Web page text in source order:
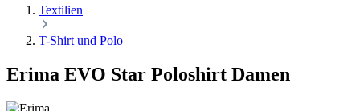
Textilien
T-Shirt und Polo
Erima EVO Star Poloshirt Damen